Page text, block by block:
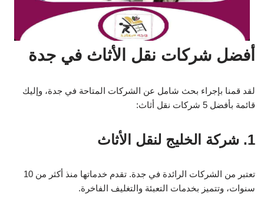
أفضل شركات نقل الأثاث في جدة
لقد قمنا بإجراء بحث شامل عن الشركات المتاحة في جدة، وإليك
قائمة بأفضل 5 شركات نقل أثاث:
1. شركة الخليج لنقل الأثاث
تعتبر من الشركات الرائدة في جدة. تقدم خدماتها منذ أكثر من 10
سنوات، وتتميز بخدمات التعبئة والتغليف الفاخرة.